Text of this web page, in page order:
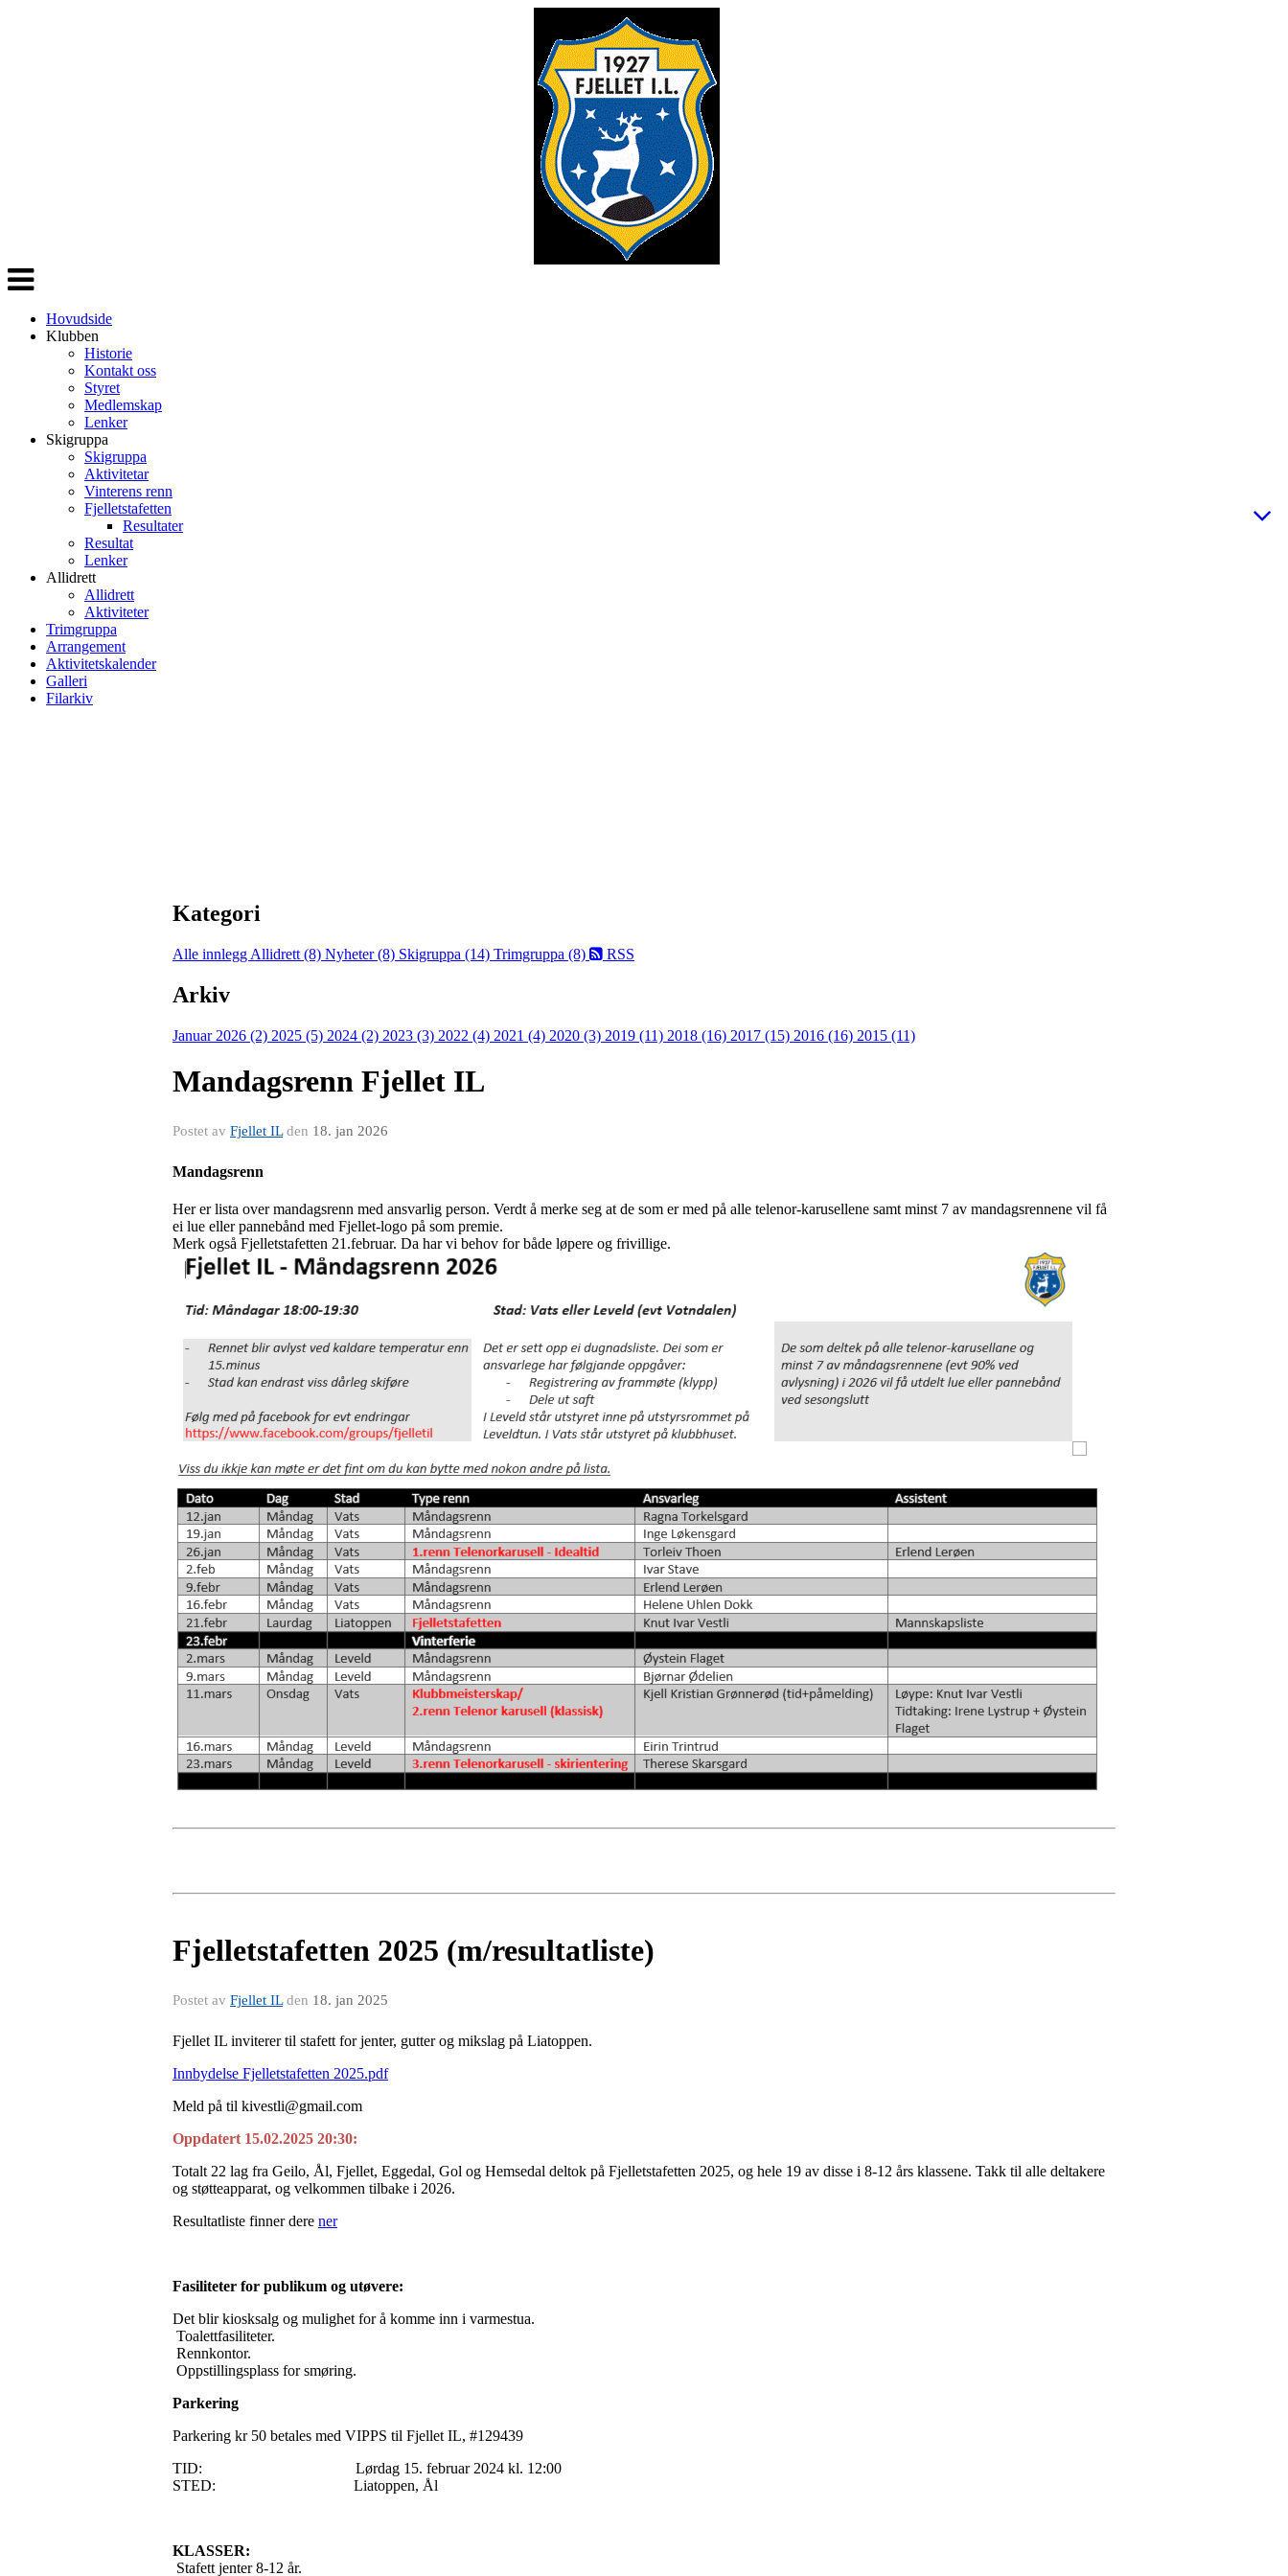
Veksle
navigasjon
Hovudside
Klubben
Historie
Kontakt oss
Styret
Medlemskap
Lenker
Skigruppa
Skigruppa
Aktivitetar
Vinterens renn
Fjelletstafetten
Resultater
Resultat
Lenker
Allidrett
Allidrett
Aktiviteter
Trimgruppa
Arrangement
Aktivitetskalender
Galleri
Filarkiv
Kategori
Alle innlegg Allidrett (8) Nyheter (8) Skigruppa (14) Trimgruppa (8) RSS
Arkiv
Januar 2026 (2) 2025 (5) 2024 (2) 2023 (3) 2022 (4) 2021 (4) 2020 (3) 2019 (11) 2018 (16) 2017 (15) 2016 (16) 2015 (11)
Mandagsrenn Fjellet IL
Postet av Fjellet ILden 18. jan 2026
Mandagsrenn
Her er lista over mandagsrenn med ansvarlig person. Verdt å merke seg at de som er med på alle telenor-karusellene samt minst 7 av mandagsrennene vil få
ei lue eller pannebånd med Fjellet-logo på som premie.
Merk også Fjelletstafetten 21.februar. Da har vi behov for både løpere og frivillige.
Fjelletstafetten 2025 (m/resultatliste)
Postet av Fjellet ILden 18. jan 2025
Fjellet IL inviterer til stafett for jenter, gutter og mikslag på Liatoppen.
Innbydelse Fjelletstafetten 2025.pdf
Meld på til kivestli@gmail.com
Oppdatert 15.02.2025 20:30:
Totalt 22 lag fra Geilo, Ål, Fjellet, Eggedal, Gol og Hemsedal deltok på Fjelletstafetten 2025, og hele 19 av disse i 8-12 års klassene. Takk til alle deltakere
og støtteapparat, og velkommen tilbake i 2026.
Resultatliste finner dere ner
Fasiliteter for publikum og utøvere:
Det blir kiosksalg og mulighet for å komme inn i varmestua.
Toalettfasiliteter.
Rennkontor.
Oppstillingsplass for smøring.
Parkering
Parkering kr 50 betales med VIPPS til Fjellet IL, #129439
TID: Lørdag 15. februar 2024 kl. 12:00
STED: Liatoppen, Ål
KLASSER:
Stafett jenter 8-12 år.